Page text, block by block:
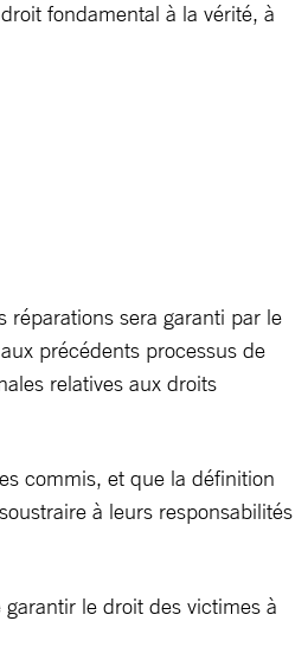
fondamental à la vérité, à
réparations sera garanti par le
précédents processus de
relatives aux droits
commis, et que la définition
à leurs responsabilités
le droit des victimes à